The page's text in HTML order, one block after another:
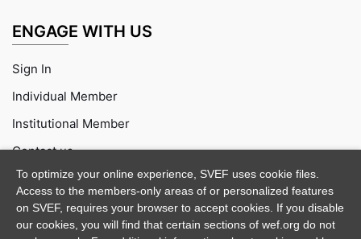
ENGAGE WITH US
Sign In
Individual Member
Institutional Member
Contact us
To optimize your online experience, SVEF uses cookie files.
Access to the members-only areas of or personalized features
on SVEF, requires your browser to accept cookies. If you disable
our cookies, you will find that certain sections of wef.org do not